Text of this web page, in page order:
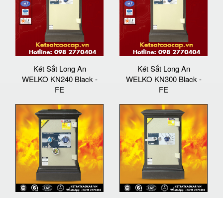
Két Sắt Long An
WELKO KN240 Black -
FE
Két Sắt Long An
WELKO KN300 Black -
FE